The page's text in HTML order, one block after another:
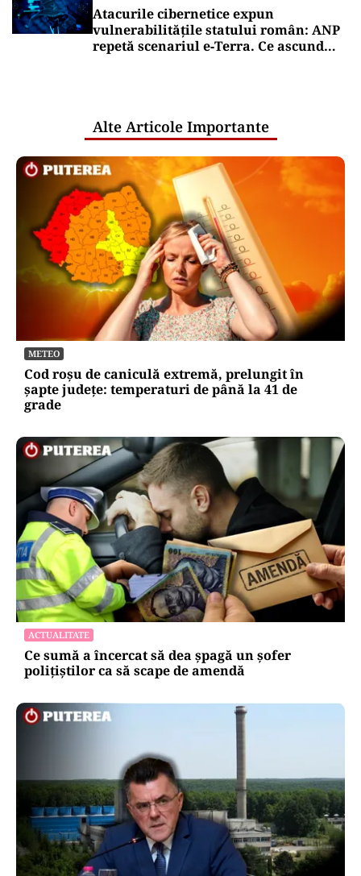
Atacurile cibernetice expun
vulnerabilitățile statului român: ANP
repetă scenariul e‑Terra. Ce ascund
Alte Articole Importante
METEO
Cod roșu de caniculă extremă, prelungit în
șapte județe: temperaturi de până la 41 de
grade
ACTUALITATE
Ce sumă a încercat să dea șpagă un șofer
polițiștilor ca să scape de amendă